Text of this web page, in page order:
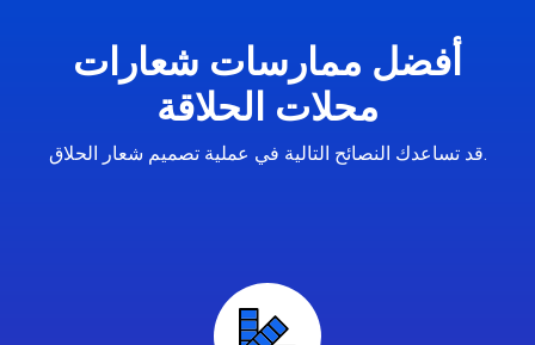
أفضل ممارسات شعارات
محلات الحلاقة
قد تساعدك النصائح التالية في عملية تصميم شعار الحلاق.